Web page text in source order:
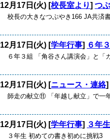
12月17日(火) [校長室より] つ
校長の大きなつぶやき166 JA共済
12月17日(火) [学年行事] ６年
６年３組 「角谷さん講演会」と「
12月17日(火) [ニュース・連絡]
師走の献立⑪ 「年越し献立」で
12月17日(火) [学年行事] ３年
３年生 初めての書き初めに挑戦